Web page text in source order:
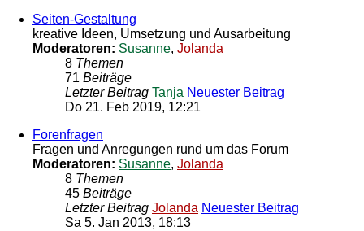
Seiten-Gestaltung
kreative Ideen, Umsetzung und Ausarbeitung
Moderatoren: Susanne, Jolanda
8 Themen
71 Beiträge
Letzter Beitrag Tanja Neuester Beitrag
Do 21. Feb 2019, 12:21
Forenfragen
Fragen und Anregungen rund um das Forum
Moderatoren: Susanne, Jolanda
8 Themen
45 Beiträge
Letzter Beitrag Jolanda Neuester Beitrag
Sa 5. Jan 2013, 18:13